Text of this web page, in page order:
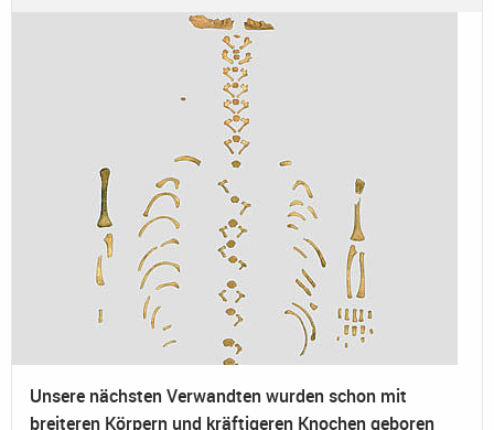
Unsere nächsten Verwandten wurden schon mit
breiteren Körpern und kräftigeren Knochen geboren